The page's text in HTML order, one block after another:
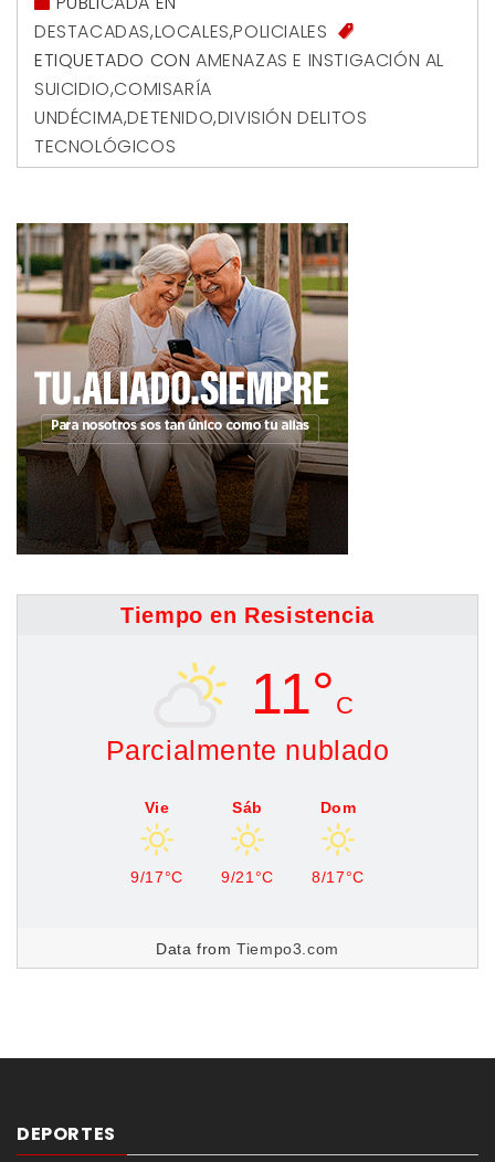
DESTACADAS,LOCALES,POLICIALES
ETIQUETADO CON AMENAZAS E INSTIGACIÓN AL
SUICIDIO,COMISARÍA
UNDÉCIMA,DETENIDO,DIVISIÓN DELITOS
TECNOLÓGICOS
Tiempo en Resistencia
11° C
Parcialmente nublado
Vie
9/17°C
Sáb
9/21°C
Dom
8/17°C
Data fromTiempo3.com
DEPORTES